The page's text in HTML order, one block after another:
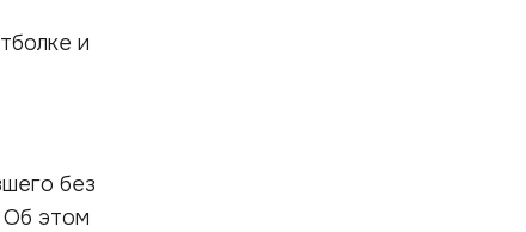
без
Об этом